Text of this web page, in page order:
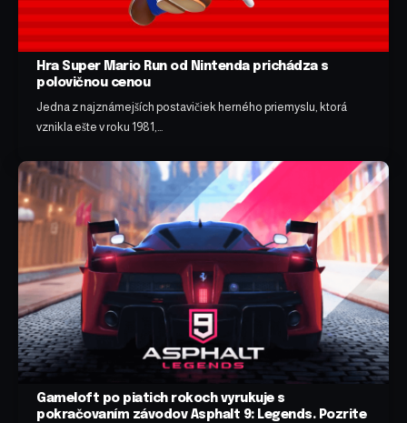
Hra Super Mario Run od Nintenda prichádza s
polovičnou cenou
Jedna z najznámejších postavičiek herného priemyslu, ktorá
vznikla ešte v roku 1981,…
Gameloft po piatich rokoch vyrukuje s
pokračovaním závodov Asphalt 9: Legends. Pozrite